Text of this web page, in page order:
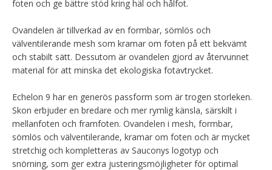
foten och ge bättre stöd kring häl och hålfot.
Ovandelen är tillverkad av en formbar, sömlös och
välventilerande mesh som kramar om foten på ett bekvämt
och stabilt sätt. Dessutom är ovandelen gjord av återvunnet
material för att minska det ekologiska fotavtrycket.
Echelon 9 har en generös passform som är trogen storleken.
Skon erbjuder en bredare och mer rymlig känsla, särskilt i
mellanfoten och framfoten. Ovandelen i mesh, formbar,
sömlös och välventilerande, kramar om foten och är mycket
stretchig och kompletteras av Sauconys logotyp och
snörning, som ger extra justeringsmöjligheter för optimal